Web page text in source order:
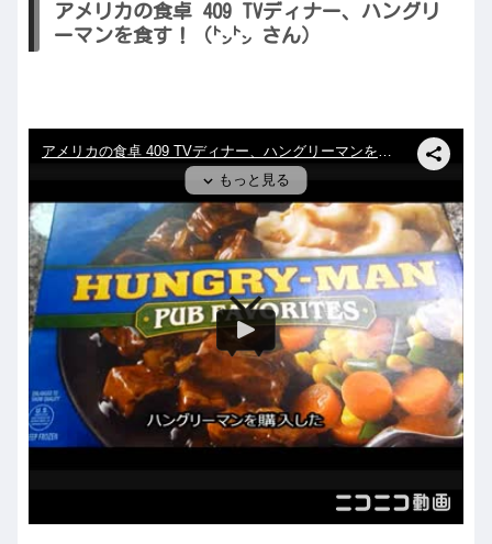
アメリカの食卓 409 TVディナー、ハングリ
ーマンを食す！（㌧㌧ さん）